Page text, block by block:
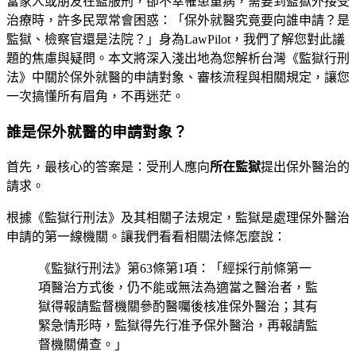
治療時，許多民眾常會困惑：「保外就醫究竟要向誰申請？是
監獄、檢察官還是法院？」身為LawPilot，我們了解您對此議
題的焦慮與疑問。本文將深入淺出地為您解析台灣《監獄行刑
法》中關於保外就醫的申請對象、審核流程與相關規定，讓您
一次搞懂所有眉角，不再迷茫。
誰是保外就醫的申請對象？
首先，最核心的答案是：受刑人應向所在監獄提出保外醫治的
請求。
根據《監獄行刑法》及其相關子法規定，監獄是處理保外醫治
申請的第一線機關。讓我們看看相關法條怎麼說：
《監獄行刑法》第63條第1項：「經採行前條第一
項醫治方式後，仍不能或無法為適當之醫治者，監
獄得報請監督機關參酌醫囑後核准保外醫治；其有
緊急情形時，監獄得先行准予保外醫治，再報請監
督機關備查。」